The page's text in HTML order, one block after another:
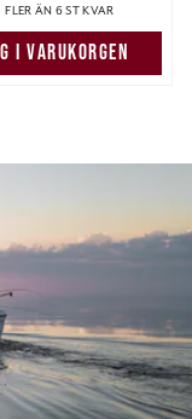
FLER ÄN 6 ST KVAR
I VARUKORGEN